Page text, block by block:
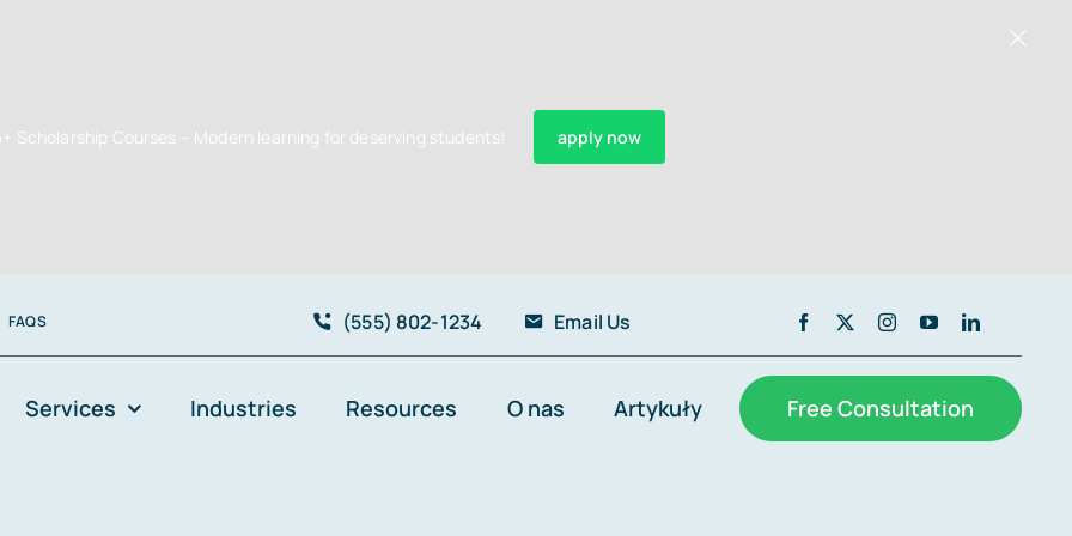
FAQS (555) 802-1234 Email Us
Services Industries Resources O nas Artykuły Free Consultation
Scholarship Courses – Modern learning for deserving students! apply now